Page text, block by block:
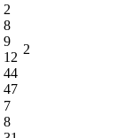
2
8
9
12
44
47
2
7
8